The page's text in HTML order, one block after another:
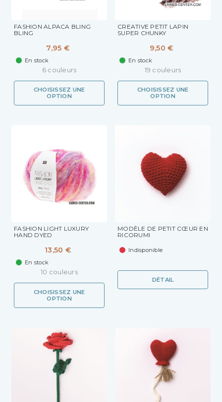
FASHION ALPACA BLING
BLING
7,95 €
En stock
6 couleurs
CHOISISSEZ UNE
OPTION
CREATIVE PETIT LAPIN
SUPER CHUNKY
9,50 €
En stock
19 couleurs
CHOISISSEZ UNE
OPTION
FASHION LIGHT LUXURY
HAND DYED
13,50 €
En stock
10 couleurs
CHOISISSEZ UNE
OPTION
MODÈLE DE PETIT CŒUR EN
RICORUMI
Indisponible
DÉTAIL